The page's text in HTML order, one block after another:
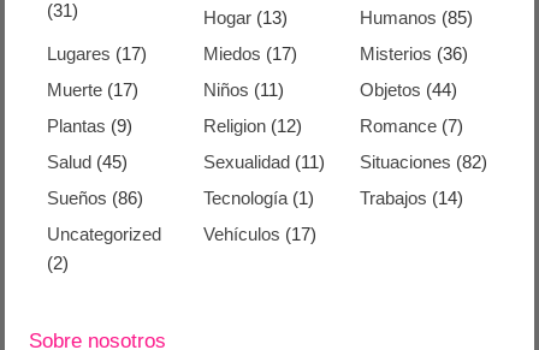
(31)
Hogar (13) Humanos (85)
Lugares (17) Miedos (17) Misterios (36)
Muerte (17) Niños (11) Objetos (44)
Plantas (9) Religion (12) Romance(7)
Salud (45) Sexualidad (11) Situaciones (82)
Sueños (86) Tecnología (1) Trabajos (14)
Uncategorized
(2)
Vehículos (17)
Sobre nosotros